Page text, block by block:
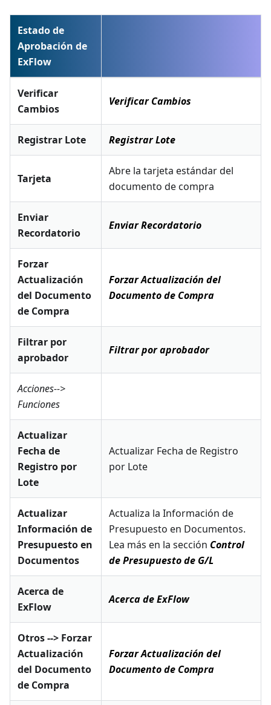
Estado de
Aprobación de
ExFlow
Verificar
Cambios
Verificar Cambios
Registrar Lote Registrar Lote
Tarjeta
Abre la tarjeta estándar del
documento de compra
Enviar
Recordatorio
Enviar Recordatorio
Forzar
Actualización
del Documento
de Compra
Forzar Actualización del
Documento de Compra
Filtrar por
aprobador
Filtrar por aprobador
Acciones-->
Funciones
Actualizar
Fecha de
Registro por
Lote
Actualizar Fecha de Registro
por Lote
Actualizar
Información de
Presupuesto en
Documentos
Actualiza la Información de
Presupuesto en Documentos.
Lea más en la sección Control
de Presupuesto de G/L
Acerca de
ExFlow
Acerca de ExFlow
Otros --> Forzar
Actualización
del Documento
de Compra
Forzar Actualización del
Documento de Compra